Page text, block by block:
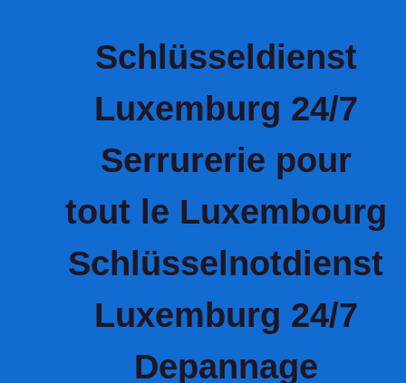
Schlüsseldienst
Luxemburg 24/7
Serrurerie pour
tout le Luxembourg
Schlüsselnotdienst
Luxemburg 24/7
Depannage